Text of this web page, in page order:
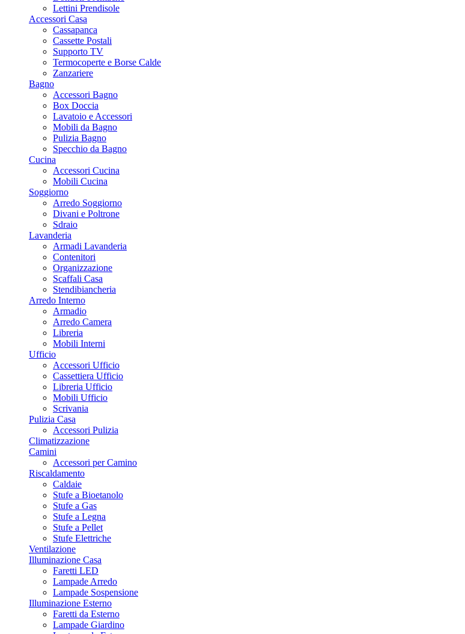
Lettini Prendisole
Accessori Casa
Cassapanca
Cassette Postali
Supporto TV
Termocoperte e Borse Calde
Zanzariere
Bagno
Accessori Bagno
Box Doccia
Lavatoio e Accessori
Mobili da Bagno
Pulizia Bagno
Specchio da Bagno
Cucina
Accessori Cucina
Mobili Cucina
Soggiorno
Arredo Soggiorno
Divani e Poltrone
Sdraio
Lavanderia
Armadi Lavanderia
Contenitori
Organizzazione
Scaffali Casa
Stendibiancheria
Arredo Interno
Armadio
Arredo Camera
Libreria
Mobili Interni
Ufficio
Accessori Ufficio
Cassettiera Ufficio
Libreria Ufficio
Mobili Ufficio
Scrivania
Pulizia Casa
Accessori Pulizia
Climatizzazione
Camini
Accessori per Camino
Riscaldamento
Caldaie
Stufe a Bioetanolo
Stufe a Gas
Stufe a Legna
Stufe a Pellet
Stufe Elettriche
Ventilazione
Illuminazione Casa
Faretti LED
Lampade Arredo
Lampade Sospensione
Illuminazione Esterno
Faretti da Esterno
Lampade Giardino